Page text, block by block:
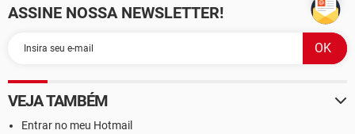
ASSINE NOSSA NEWSLETTER!
VEJA TAMBÉM
Entrar no meu Hotmail